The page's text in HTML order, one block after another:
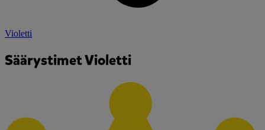
Violetti
Säärystimet Violetti